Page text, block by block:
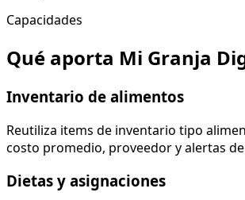
Capacidades
Qué aporta Mi Granja
Inventario de alimentos
Reutiliza items de inventario tipo
costo promedio, proveedor y alertas
Dietas y asignaciones